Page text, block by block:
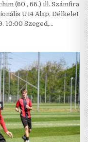
(60., 66.) ill. Számfira
U14 Alap, Délkelet
10:00 Szeged,…